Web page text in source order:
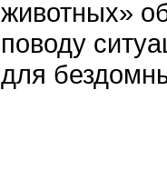
животных»
поводу
для